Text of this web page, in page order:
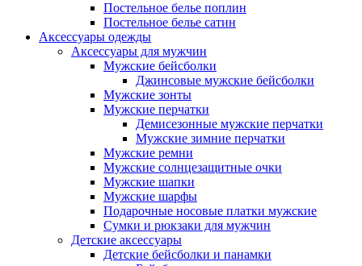
Постельное белье поплин
Постельное белье сатин
Аксессуары одежды
Аксессуары для мужчин
Мужские бейсболки
Джинсовые мужские бейсболки
Мужские зонты
Мужские перчатки
Демисезонные мужские перчатки
Мужские зимние перчатки
Мужские ремни
Мужские солнцезащитные очки
Мужские шапки
Мужские шарфы
Подарочные носовые платки мужские
Сумки и рюкзаки для мужчин
Детские аксессуары
Детские бейсболки и панамки